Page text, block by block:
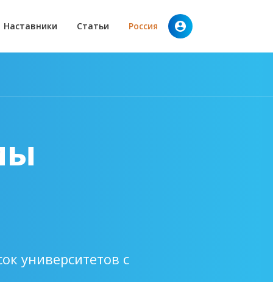
Наставники Статьи Россия
университетов с